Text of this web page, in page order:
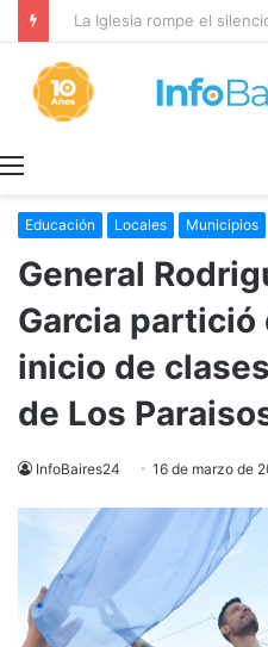
Educación Locales Municipios
General
Garcia partició
inicio de clases
de Los
InfoBaires24 16 de marzo de